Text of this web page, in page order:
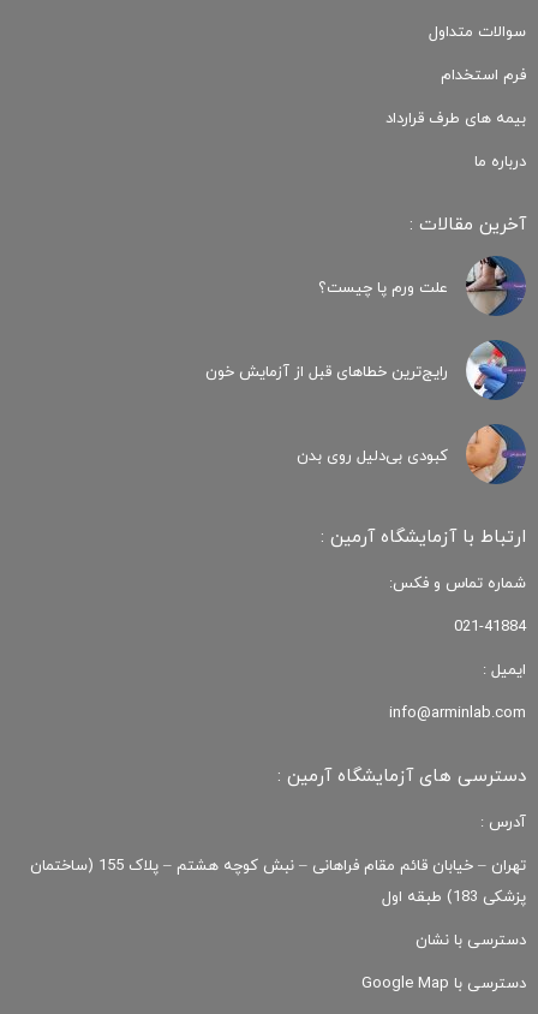
سوالات متداول
فرم استخدام
بیمه های طرف قرارداد
درباره ما
آخرین مقالات :
علت ورم پا چیست؟
رایج‌ترین خطاهای قبل از آزمایش خون
کبودی‌ بی‌دلیل روی بدن
ارتباط با آزمایشگاه آرمین :
شماره تماس و فکس:
021-41884
ایمیل :
info@arminlab.com
دسترسی های آزمایشگاه آرمین :
آدرس :
تهران – خیابان قائم مقام فراهانی – نبش کوچه هشتم – پلاک 155 (ساختمان
پزشکی 183) طبقه اول
دسترسی با نشان
دسترسی با Google Map